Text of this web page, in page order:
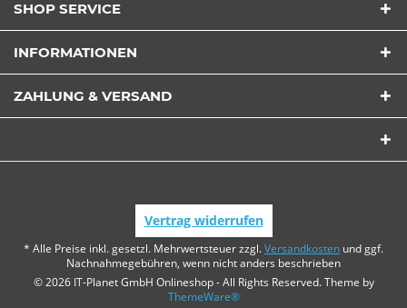
SHOP SERVICE
INFORMATIONEN
ZAHLUNG & VERSAND
Vertrag widerrufen
* Alle Preise inkl. gesetzl. Mehrwertsteuer zzgl.Versandkosten und ggf.
Nachnahmegebühren, wenn nicht anders beschrieben
© 2026 IT-Planet GmbH Onlineshop - All Rights Reserved. Theme by
ThemeWare®